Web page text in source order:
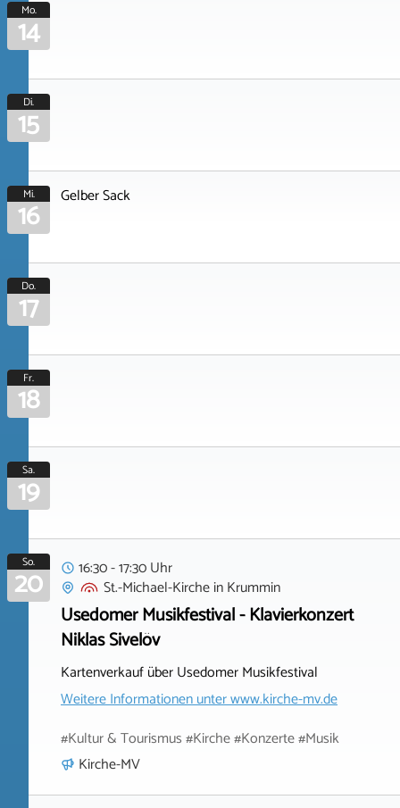
Mo.
14
Di.
15
Mi.
16 Gelber Sack
Do.
17
Fr.
18
Sa.
19
So.
20
16:30 - 17:30 Uhr
St.-Michael-KircheinKrummin
Usedomer Musikfestival - Klavierkonzert
Niklas Sivelöv
Kartenverkauf über Usedomer Musikfestival
Weitere Informationen unterwww.kirche-mv.de
#Kultur & Tourismus #Kirche #Konzerte #Musik
Kirche-MV